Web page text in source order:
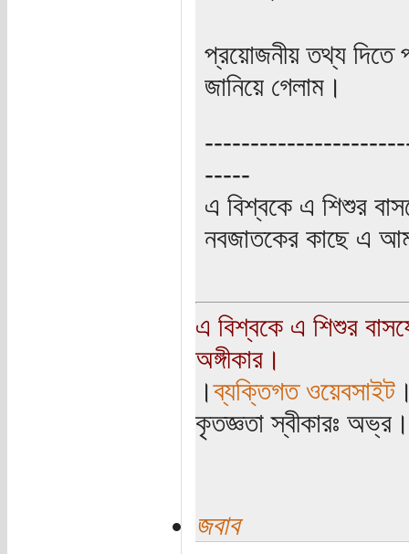
প্রয়োজনীয় তথ্য দিতে
জানিয়ে গেলাম।
-----
এ বিশ্বকে এ শিশুর
নবজাতকের কাছে এ
এ বিশ্বকে এ শিশুর
অঙ্গীকার।
।ব্যক্তিগত ওয়েবসাইট
কৃতজ্ঞতা স্বীকারঃ অভ্র।
জবাব